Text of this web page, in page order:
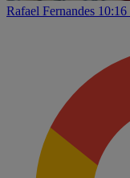
Rafael Fernandes 10:16